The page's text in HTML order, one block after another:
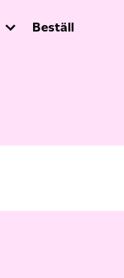
Beställ